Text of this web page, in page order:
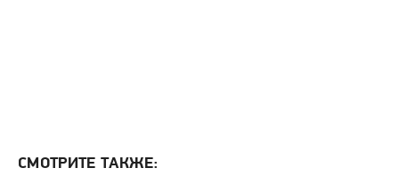
СМОТРИТЕ ТАКЖЕ: